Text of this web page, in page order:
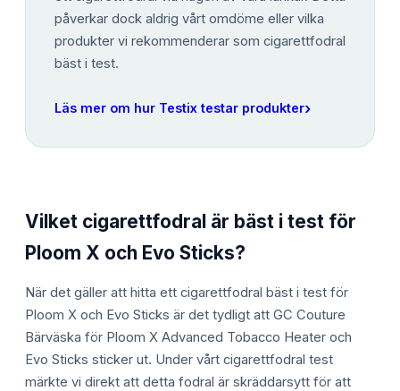
påverkar dock aldrig vårt omdöme eller vilka
produkter vi rekommenderar som cigarettfodral
bäst i test.
Läs mer om hur Testix testar produkter›
Vilket cigarettfodral är bäst i test för
Ploom X och Evo Sticks?
När det gäller att hitta ett cigarettfodral bäst i test för
Ploom X och Evo Sticks är det tydligt att GC Couture
Bärväska för Ploom X Advanced Tobacco Heater och
Evo Sticks sticker ut. Under vårt cigarettfodral test
märkte vi direkt att detta fodral är skräddarsytt för att